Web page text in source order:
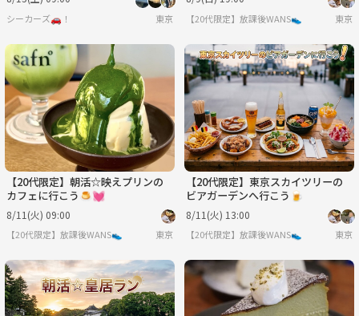
シーカーズ🚗！ 東京 【20代限定】放課後WANS👟 東京
【20代限定】朝活☆映えプリンの
カフェに行こう🍮💓
8/11(火) 09:00
【20代限定】放課後WANS👟 東京
【20代限定】東京スカイツリーの
ビアガーデンへ行こう🍺
8/11(火) 13:00
【20代限定】放課後WANS👟 東京